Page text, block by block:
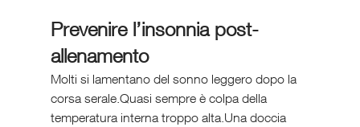
Prevenire l’insonnia post-
allenamento
Molti si lamentano del sonno leggero dopo la
corsa serale.Quasi sempre è colpa della
temperatura interna troppo alta.Una doccia